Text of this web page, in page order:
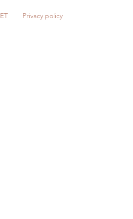
Privacy policy